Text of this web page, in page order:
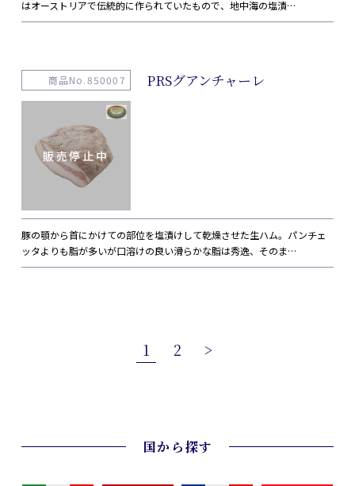
はオーストリアで伝統的に作られていたもので、地中海の塩漬…
商品No.850007 PRSグアンチャーレ
豚の顎から首にかけての部位を塩漬けして乾燥させた生ハム。パンチェ
ッタよりも脂が多いが口溶けの良い滑らかな脂は秀逸、そのま…
1 2 >
国から探す